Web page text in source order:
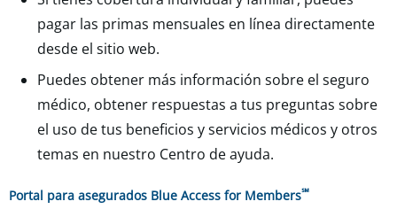
pagar las primas mensuales en línea directamente
desde el sitio web.
Puedes obtener más información sobre el seguro
médico, obtener respuestas a tus preguntas sobre
el uso de tus beneficios y servicios médicos y otros
temas en nuestro Centro de ayuda.
Portal para asegurados Blue Access for Members℠